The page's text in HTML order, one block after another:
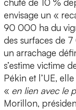
chuté de 10 %
envisage un «
90 000 ha du
des surfaces de
un arrachage
s’estime victime
Pékin et l’UE,
« en lien avec le
Morillon,